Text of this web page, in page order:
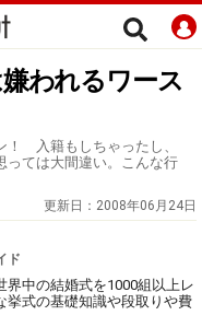
われるワース
！ 入籍もしちゃったし、
っては大間違い。こんな行
更新日： 2008年06月24日
ド
界中の結婚式を1000組以上レ
挙式の基礎知識や段取りや費